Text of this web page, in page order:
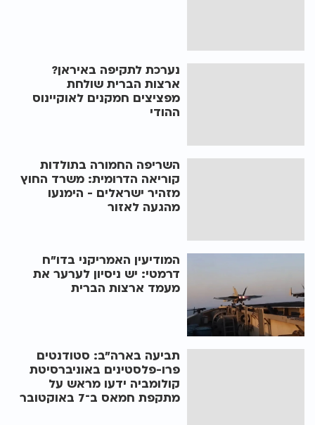
נערכת לתקיפה באיראן?
ארצות הברית שולחת
מפציצים חמקנים לאוקיינוס
ההודי
השריפה החמורה בתולדות
קוריאה הדרומית: משרד החוץ
מזהיר ישראלים - הימנעו
מהגעה לאזור
המודיעין האמריקני בדו"ח
דרמטי: יש ניסיון לערער את
מעמד ארצות הברית
תביעה בארה"ב: סטודנטים
פרו-פלסטינים באוניברסיטת
קולומביה ידעו מראש על
מתקפת חמאס ב־7 באוקטובר